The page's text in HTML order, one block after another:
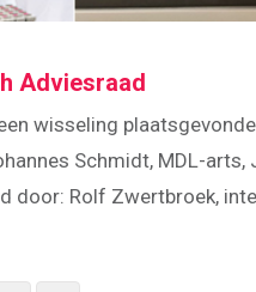
Adviesraad
wisseling
Schmidt, MDL-arts,
door: Rolf Zwertbroek,